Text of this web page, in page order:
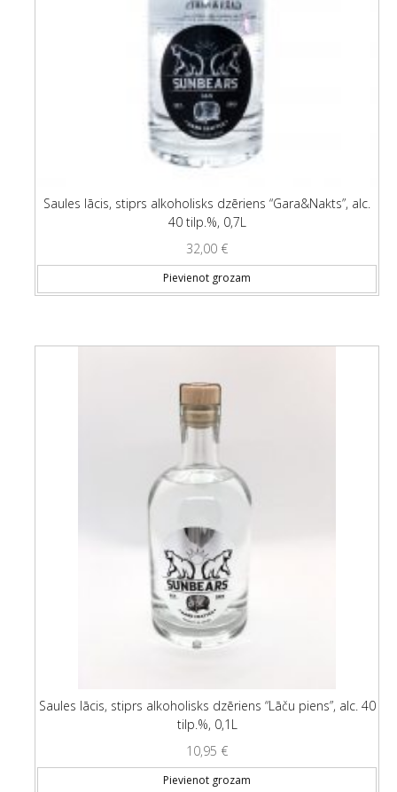
Saules lācis, stiprs alkoholisks dzēriens “Gara&Nakts”, alc.
40 tilp.%, 0,7L
32,00 €
Pievienot grozam
Saules lācis, stiprs alkoholisks dzēriens “Lāču piens”, alc. 40
tilp.%, 0,1L
10,95 €
Pievienot grozam